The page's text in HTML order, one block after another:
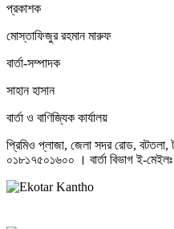
প্রকাশক
মোস্তাফিজুর রহমান মারুফ
বার্তা-সম্পাদক
সাহান হাসান
বার্তা ও বাণিজ্যিক কার্যালয়
প্রিমিও প্লাজা, জেলা সদর রোড, বটতলা,
০১৮১৭৫০১৬০০ । বার্তা বিভাগ ই-